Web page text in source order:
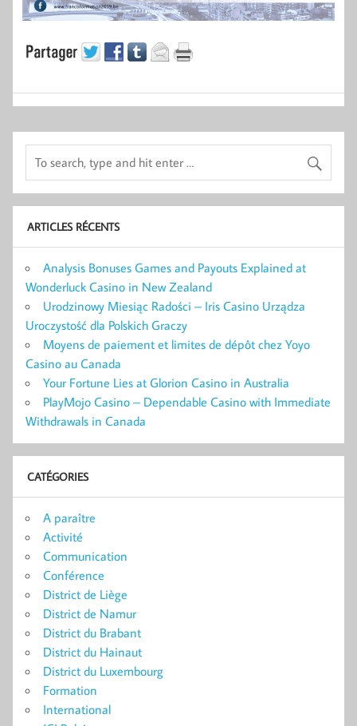
ARTICLES RÉCENTS
Analysis Bonuses Games and Payouts Explained at
Wonderluck Casino in New Zealand
Urodzinowy Miesiąc Radości – Iris Casino Urządza
Uroczystość dla Polskich Graczy
Moyens de paiement et limites de dépôt chez Yoyo
Casino au Canada
Your Fortune Lies at Glorion Casino in Australia
PlayMojo Casino – Dependable Casino with Immediate
Withdrawals in Canada
CATÉGORIES
A paraître
Activité
Communication
Conférence
District de Liège
District de Namur
District du Brabant
District du Hainaut
District du Luxembourg
Formation
International